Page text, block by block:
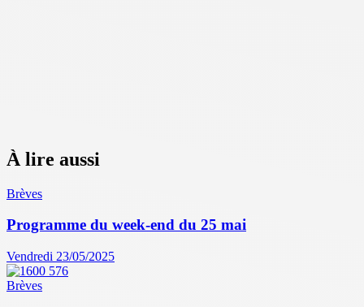
À lire aussi
Brèves
Programme du week-end du 25 mai
Vendredi 23/05/2025
Brèves